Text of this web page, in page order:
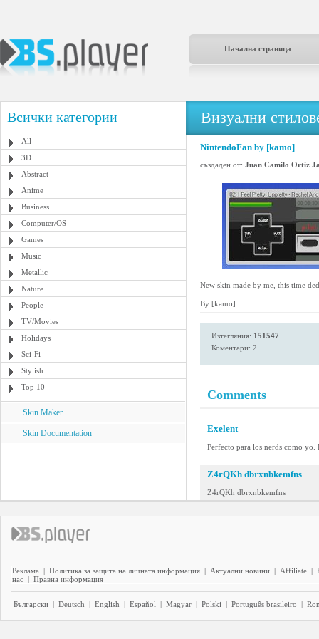
Начална страница
Всички категории
All
3D
Abstract
Anime
Business
Computer/OS
Games
Music
Metallic
Nature
People
TV/Movies
Holidays
Sci-Fi
Stylish
Top 10
Skin Maker
Skin Documentation
Визуални
NintendoFan by [kamo]
създаден от: Juan Camilo Ortiz
New skin made by me, this time
By [kamo]
Изтегляния: 151547
Коментари: 2
Comments
Exelent
Perfecto para los nerds como yo.
Z4rQKh dbrxnbkemfns
Z4rQKh dbrxnbkemfns
Реклама | Политика за защита на личната информация | Актуални новини | Affiliate |
нас | Правна информация
Български | Deutsch | English | Español | Magyar | Polski | Português brasileiro |